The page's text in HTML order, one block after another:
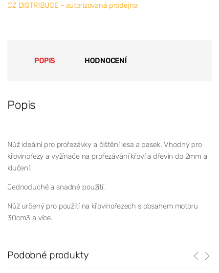
CZ DISTRIBUCE - autorizovaná prodejna
POPIS HODNOCENÍ
Popis
Nůž ideální pro prořezávky a čištění lesa a pasek. Vhodný pro
křovinořezy a vyžínače na prořezávání křoví a dřevin do 2mm a
klučení.
Jednoduché a snadné použití.
Nůž určený pro použití na křovinořezech s obsahem motoru
30cm3 a více.
Podobné produkty